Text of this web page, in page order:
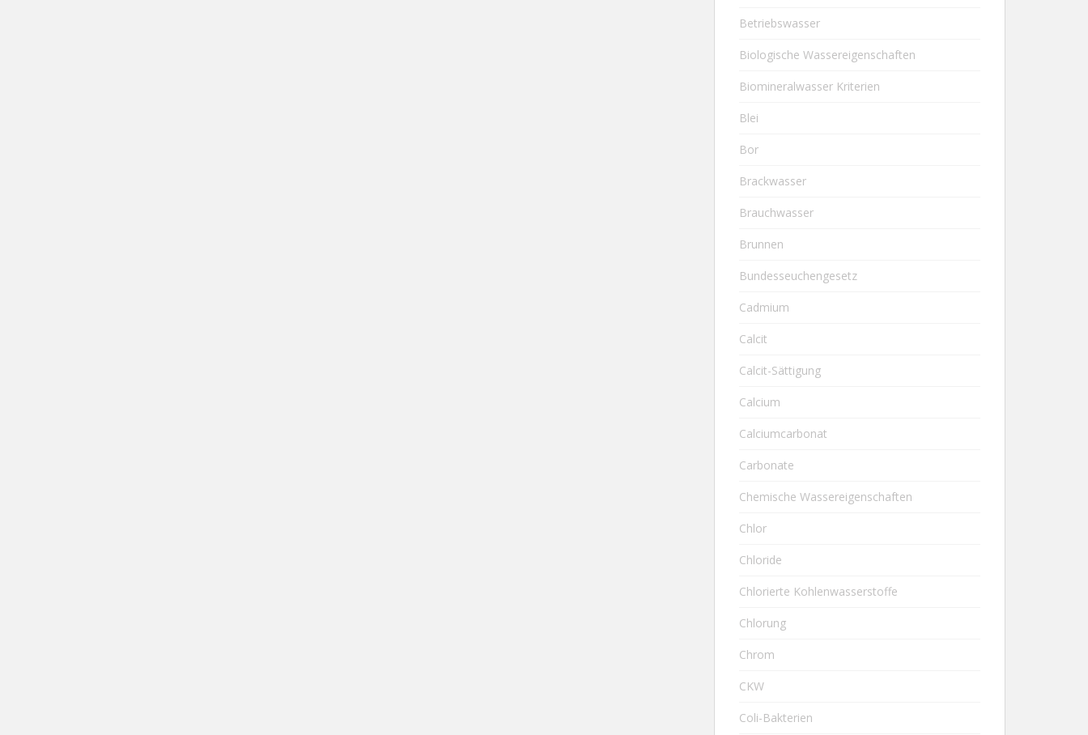
Betriebswasser
Biologische Wassereigenschaften
Biomineralwasser Kriterien
Blei
Bor
Brackwasser
Brauchwasser
Brunnen
Bundesseuchengesetz
Cadmium
Calcit
Calcit-Sättigung
Calcium
Calciumcarbonat
Carbonate
Chemische Wassereigenschaften
Chlor
Chloride
Chlorierte Kohlenwasserstoffe
Chlorung
Chrom
CKW
Coli-Bakterien